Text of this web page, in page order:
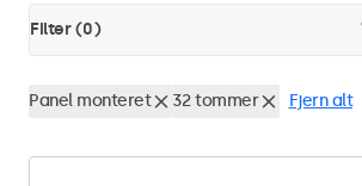
Filter (0)
Panel monteret 32 tommer Fjern alt